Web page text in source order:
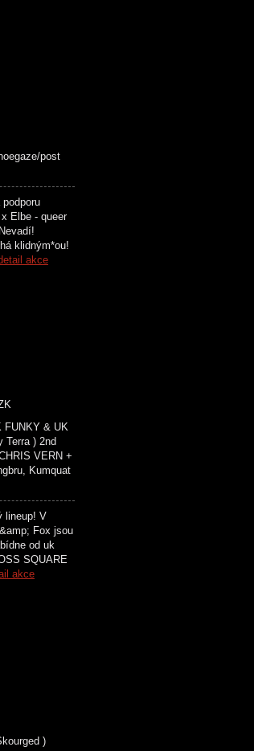
post
- queer
klidným*ou!
akce
FUNKY & UK
Terra ) 2nd
VERN +
Kumquat
lineup! V
Fox jsou
od uk
SQUARE
akce
)